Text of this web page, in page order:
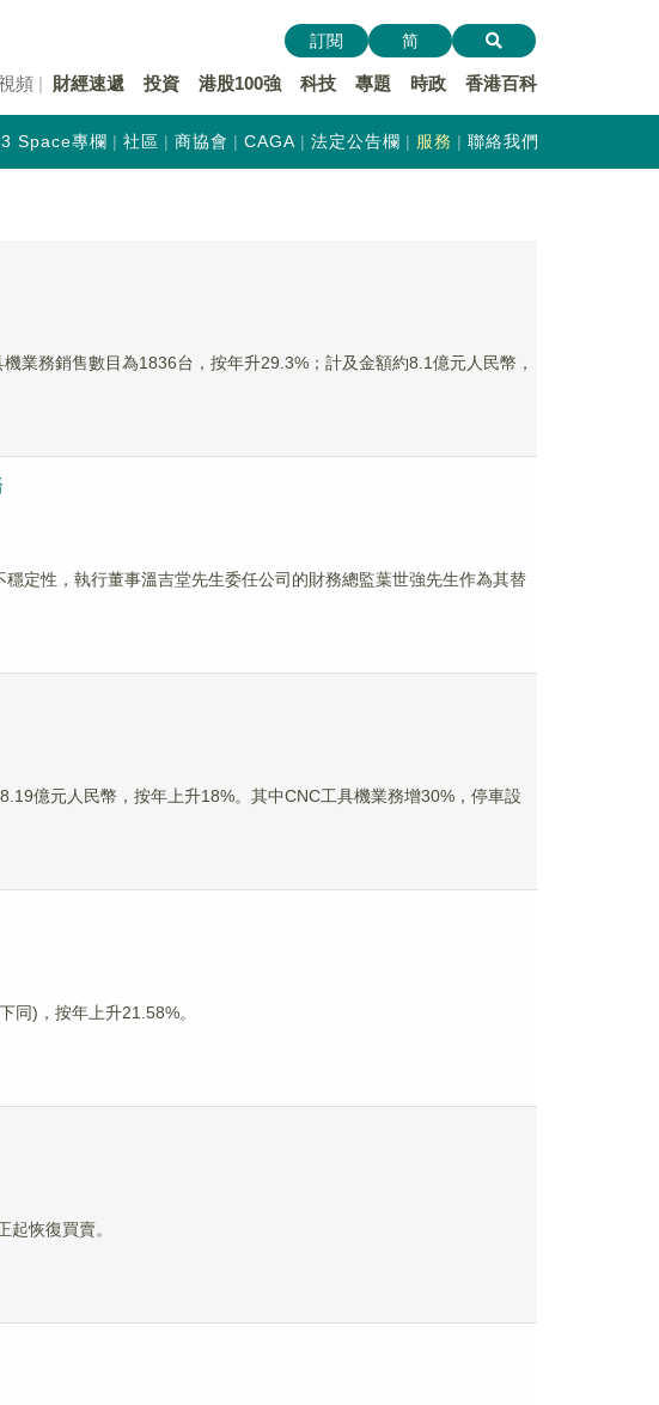
頻 財經速遞 投資 港股100強 科技 專題 時政 香港百科
訂閱 简
Space專欄 社區 商協會 CAGA 法定公告欄 服務 聯絡我們
業務銷售數目為1836台，按年升29.3%；計及金額約8.1億元人民幣，
定性，執行董事溫吉堂先生委任公司的財務總監葉世強先生作為其替
億元人民幣，按年上升18%。其中CNC工具機業務增30%，停車設
同)，按年上升21.58%。
恢復買賣。